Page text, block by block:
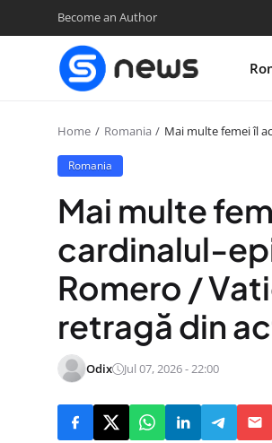
Become an Author
Home Romania Mai multe femei îl
Romania
Mai multe
cardinalul-
Romero /
retragă din
Odix Jul 07, 2026 - 22:00